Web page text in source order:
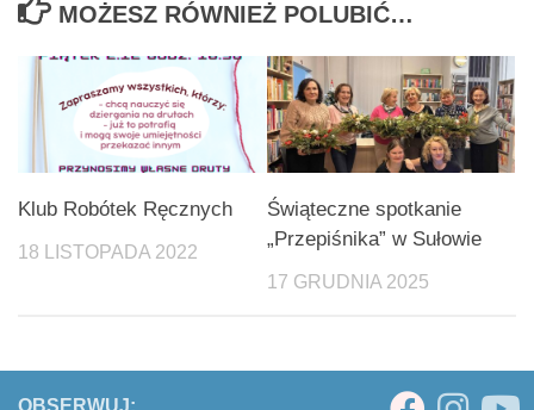
MOŻESZ RÓWNIEŻ POLUBIĆ…
Klub Robótek Ręcznych
18 LISTOPADA 2022
Świąteczne spotkanie
„Przepiśnika” w Sułowie
17 GRUDNIA 2025